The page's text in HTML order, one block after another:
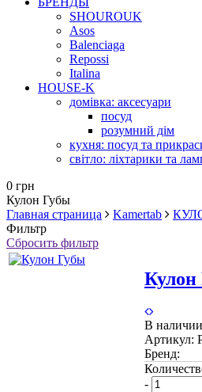
SHOUROUK
Asos
Balenciaga
Repossi
Italina
HOUSE-K
домівка: аксесуари
посуд
розумний дім
кухня: посуд та
світло: ліхтарики та
0 грн
Кулон Губы
Главная страница
Kamertab
Фильтр
Сбросить фильтр
В наличии
Артикул:
Бренд:
-